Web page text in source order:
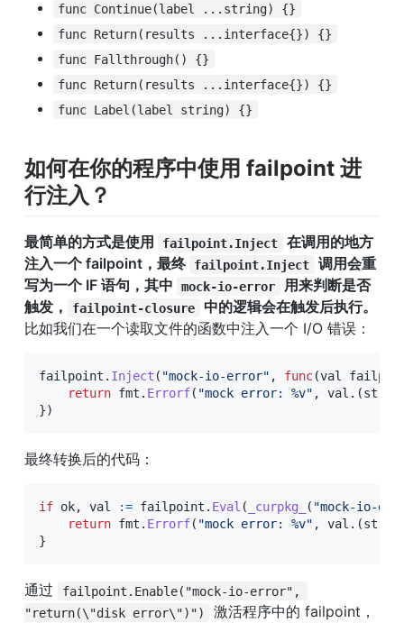
func Continue(label ...string) {}
func Return(results ...interface{}) {}
func Fallthrough() {}
func Return(results ...interface{}) {}
func Label(label string) {}
如何在你的程序中使用 failpoint 进
行注入？
最简单的方式是使用 failpoint.Inject
在调用的地方
注入一个 failpoint，最终 failpoint.Inject
调用会重
写为一个 IF 语句，其中
mock-io-error
用来判断是否
触发，
failpoint-closure
中的逻辑会在触发后执行。
比如我们在一个读取文件的函数中注入一个 I/O 错误：
failpoint . Inject ( "mock-io-error" , func(val
return fmt . Errorf( "mock error: %v" , val . (
})
最终转换后的代码：
if ok, val := failpoint . Eval ( _curpkg_ ( "mock-io-
return fmt . Errorf( "mock error: %v" , val . (
}
通过
failpoint.Enable("mock-io-error",
"return(\"disk error\")")
激活程序中的 failpoint，